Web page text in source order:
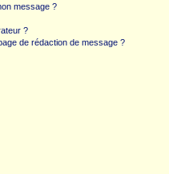
message ?
?
de rédaction de message ?